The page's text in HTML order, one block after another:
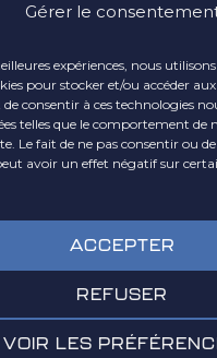
Gérer le
expériences, nous
pour stocker et/ou accéder
de consentir à ces technologies
telles que le comportement de
Le fait de ne pas consentir ou
avoir un effet négatif sur
ACCEPTER
REFUSER
VOIR LES